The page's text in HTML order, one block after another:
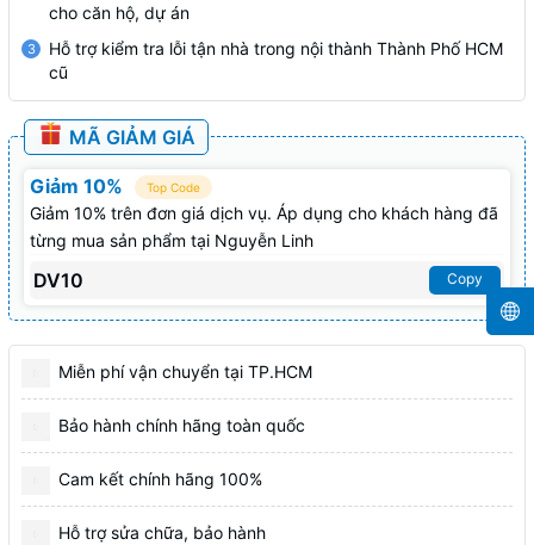
cho căn hộ, dự án
3
Hỗ trợ kiểm tra lỗi tận nhà trong nội thành Thành Phố HCM
cũ
MÃ GIẢM GIÁ
Giảm 10% Top Code
Giảm 10% trên đơn giá dịch vụ. Áp dụng cho khách hàng đã
từng mua sản phẩm tại Nguyễn Linh
DV10 Copy
Miễn phí vận chuyển tại TP.HCM
Bảo hành chính hãng toàn quốc
Cam kết chính hãng 100%
Hỗ trợ sửa chữa, bảo hành